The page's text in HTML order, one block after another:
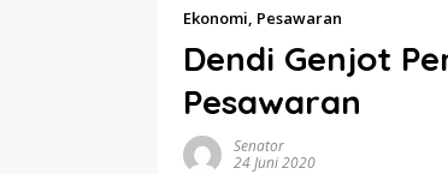
Ekonomi, Pesawaran
Dendi Genjot
Pesawaran
Senator
24 Juni 2020